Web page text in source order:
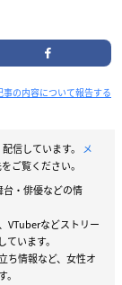
事の内容について報告する
信しています。 メ
ご覧ください。
・俳優などの情
VTuberなどストリー
います。
ち情報など、女性オ